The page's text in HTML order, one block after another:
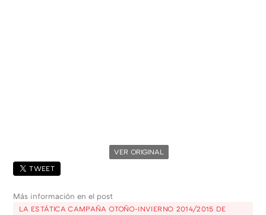
VER ORIGINAL
TWEET
Más información en el post
LA ESTÁTICA CAMPAÑA OTOÑO-INVIERNO 2014/2015 DE